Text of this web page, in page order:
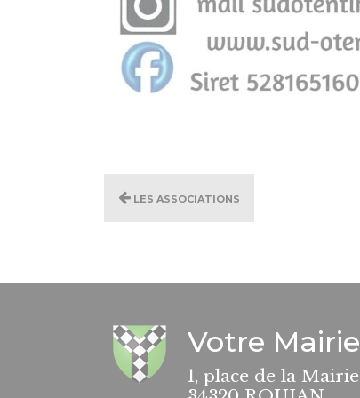
Les associations
Votre Mairie
1, place de la Mairie